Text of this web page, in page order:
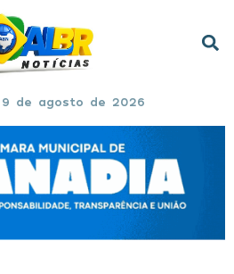
9 de agosto de 2026